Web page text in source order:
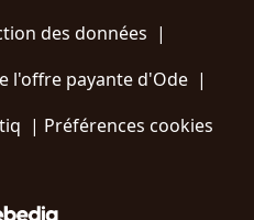
des données |
l'offre payante d'Ode |
| Préférences cookies